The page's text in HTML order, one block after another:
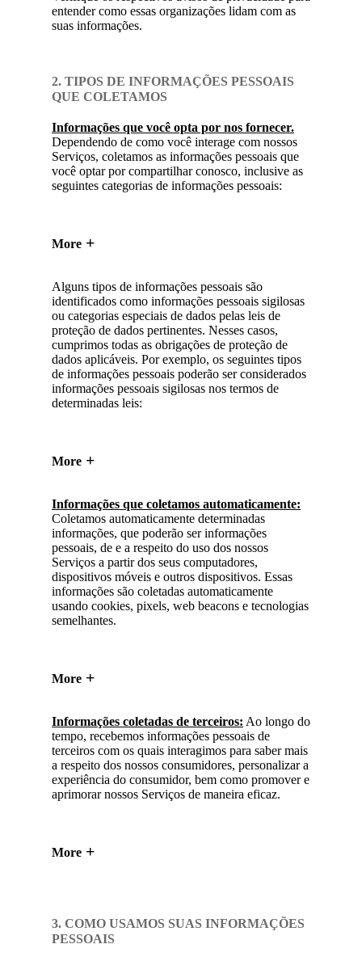
entender como essas organizações lidam com as
suas informações.
2. TIPOS DE INFORMAÇÕES PESSOAIS
QUE COLETAMOS
Informações que você opta por nos fornecer.
Dependendo de como você interage com nossos
Serviços, coletamos as informações pessoais que
você optar por compartilhar conosco, inclusive as
seguintes categorias de informações pessoais:
More
Alguns tipos de informações pessoais são
identificados como informações pessoais sigilosas
ou categorias especiais de dados pelas leis de
proteção de dados pertinentes. Nesses casos,
cumprimos todas as obrigações de proteção de
dados aplicáveis. Por exemplo, os seguintes tipos
de informações pessoais poderão ser considerados
informações pessoais sigilosas nos termos de
determinadas leis:
More
Informações que coletamos automaticamente:
Coletamos automaticamente determinadas
informações, que poderão ser informações
pessoais, de e a respeito do uso dos nossos
Serviços a partir dos seus computadores,
dispositivos móveis e outros dispositivos. Essas
informações são coletadas automaticamente
usando cookies, pixels, web beacons e tecnologias
semelhantes.
More
Informações coletadas de terceiros: Ao longo do
tempo, recebemos informações pessoais de
terceiros com os quais interagimos para saber mais
a respeito dos nossos consumidores, personalizar a
experiência do consumidor, bem como promover e
aprimorar nossos Serviços de maneira eficaz.
More
3. COMO USAMOS SUAS INFORMAÇÕES
PESSOAIS